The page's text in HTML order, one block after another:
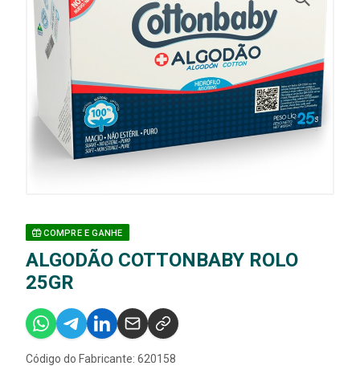
COMPRE E GANHE
ALGODÃO COTTONBABY ROLO
25GR
Código do Fabricante: 620158